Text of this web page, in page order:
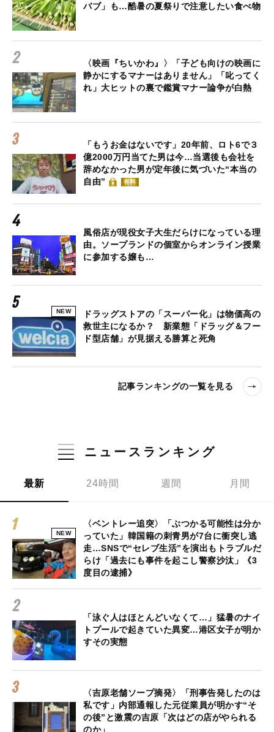
バブ」も…酷暑の夏祭りで注意したい食べ物
〈映画『ちいかわ』〉「子ども向けの映画に
静かにするマナーはありません」「叱ってく
れ」大ヒットの裏で鑑賞マナー論争が白熱
「もうお金はないです」20年前、ロト6で３
億2000万円当てた男は今…当選後も会社を
辞めなかった男が定年後に気づいた“本当の
自由”
有料
風俗店が現役女子大生だらけになっている理
由。ソープランドの個室からオンライン授業
に参加する嬢も…
NEW
ドラッグストアの「スーパー化」は物価高の
救世主になるか？ 新業態「ドラッグ＆フー
ド型店舗」が見据える勝算と死角
記事ランキングの一覧を見る
ニュースランキング
最新 24時間 週間 月間
NEW
〈ベントレー追突〉「ぶつかる可能性は分か
っていた」韓国籍の刺青男が7台に衝突し逃
走…SNSで“セレブ生活”を演出もトラブルだ
らけ「過去にも事件を起こし警察沙汰」《3
度目の逮捕》
「泳ぐ人はほとんどいなくて…」猛暑のナイ
トプールで起きていた異変…港区女子が明か
すその実態
〈吉原老舗ソープ摘発〉「刑事告発したのは
私です」内部通報した元従業員が明かす“そ
の後”と激震の吉原「次はどの店がやられる
のか」